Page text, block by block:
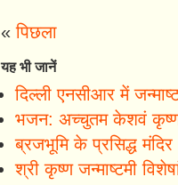
«पिछला
यह भी जानें
दिल्ली एनसीआर में
भजन: अच्चुतम केशवं कृष्ण
ब्रजभूमि के प्रसिद्ध मंदिर
श्री कृष्ण जन्माष्टमी